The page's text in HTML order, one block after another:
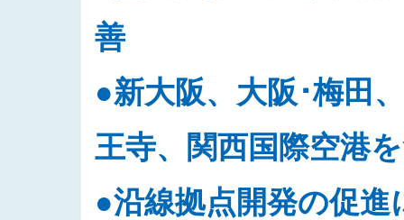
善
●新大阪、大阪･梅田
王寺、関西国際空港
●沿線拠点開発の促